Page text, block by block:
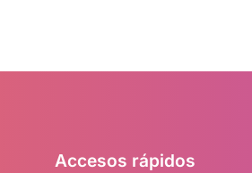
Accesos rápidos